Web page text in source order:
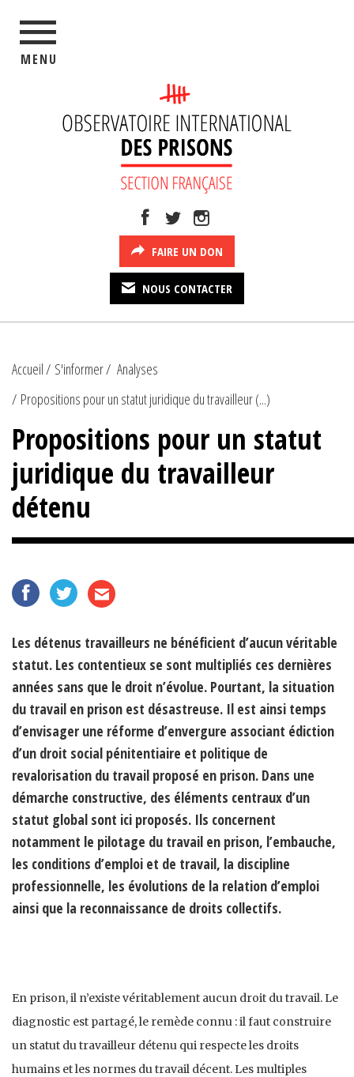
MENU
FAIRE UN DON
NOUS CONTACTER
Accueil S'informer
Analyses
Propositions pour un statut juridique du travailleur (...)
Propositions pour un statut
juridique du travailleur
détenu
Les détenus travailleurs ne bénéficient d’aucun véritable
statut. Les contentieux se sont multipliés ces dernières
années sans que le droit n’évolue. Pourtant, la situation
du travail en prison est désastreuse. Il est ainsi temps
d’envisager une réforme d’envergure associant édiction
d’un droit social pénitentiaire et politique de
revalorisation du travail proposé en prison. Dans une
démarche constructive, des éléments centraux d’un
statut global sont ici proposés. Ils concernent
notamment le pilotage du travail en prison, l’embauche,
les conditions d’emploi et de travail, la discipline
professionnelle, les évolutions de la relation d’emploi
ainsi que la reconnaissance de droits collectifs.
En prison, il n’existe véritablement aucun droit du travail. Le
diagnostic est partagé, le remède connu : il faut construire
un statut du travailleur détenu qui respecte les droits
humains et les normes du travail décent. Les multiples